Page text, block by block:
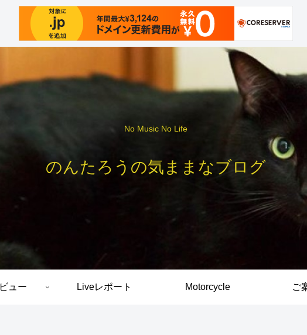
No Music No Life
のんたろうの気ままなブログ
ュー Liveレポート Motorcycle ご